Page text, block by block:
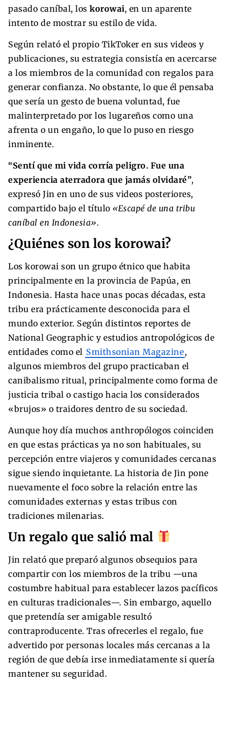
pasado caníbal, los korowai, en un aparente
intento de mostrar su estilo de vida.
Según relató el propio TikToker en sus videos y
publicaciones, su estrategia consistía en acercarse
a los miembros de la comunidad con regalos para
generar confianza. No obstante, lo que él pensaba
que sería un gesto de buena voluntad, fue
malinterpretado por los lugareños como una
afrenta o un engaño, lo que lo puso en riesgo
inminente.
“Sentí que mi vida corría peligro. Fue una
experiencia aterradora que jamás olvidaré”,
expresó Jin en uno de sus videos posteriores,
compartido bajo el título «Escapé de una tribu
caníbal en Indonesia».
¿Quiénes son los korowai?
Los korowai son un grupo étnico que habita
principalmente en la provincia de Papúa, en
Indonesia. Hasta hace unas pocas décadas, esta
tribu era prácticamente desconocida para el
mundo exterior. Según distintos reportes de
National Geographic y estudios antropológicos de
entidades como el Smithsonian Magazine,
algunos miembros del grupo practicaban el
canibalismo ritual, principalmente como forma de
justicia tribal o castigo hacia los considerados
«brujos» o traidores dentro de su sociedad.
Aunque hoy día muchos anthropólogos coinciden
en que estas prácticas ya no son habituales, su
percepción entre viajeros y comunidades cercanas
sigue siendo inquietante. La historia de Jin pone
nuevamente el foco sobre la relación entre las
comunidades externas y estas tribus con
tradiciones milenarias.
Un regalo que salió mal
Jin relató que preparó algunos obsequios para
compartir con los miembros de la tribu —una
costumbre habitual para establecer lazos pacíficos
en culturas tradicionales—. Sin embargo, aquello
que pretendía ser amigable resultó
contraproducente. Tras ofrecerles el regalo, fue
advertido por personas locales más cercanas a la
región de que debía irse inmediatamente si quería
mantener su seguridad.